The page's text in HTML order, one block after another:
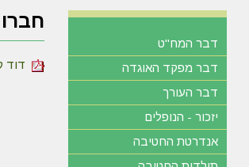
דוד
דבר המח"ט
דבר מפקד האוגדה
דבר העורך
יזכור - הנופלים
אנדרטת החטיבה